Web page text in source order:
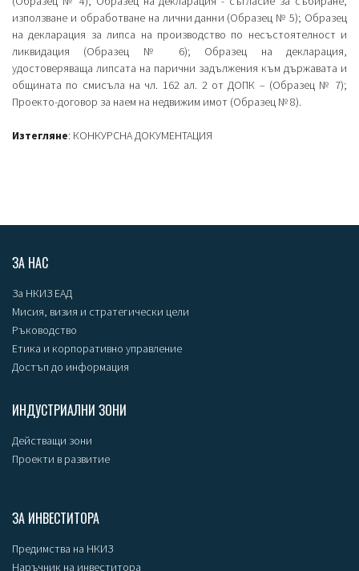
използване и обработване на лични данни (Образец № 5); Образец
на декларация за липса на производство по несъстоятелност и
ликвидация (Образец № 6); Образец на декларация,
удостоверяваща липсата на парични задължения към държавата и
общината по смисъла на чл. 162 ал. 2 от ДОПК – (Образец № 7);
Проекто-договор за наем на недвижим имот (Образец № 8).
Изтегляне: КОНКУРСНА ДОКУМЕНТАЦИЯ
ЗА НАС
За НКИЗ ЕАД
Мисия, визия и стратегически цели
Ръководство
Етика и корпоративно управление
Достъп до информация
ИНДУСТРИАЛНИ ЗОНИ
Действащи зони
Проекти в развитие
ЗА ИНВЕСТИТОРА
Предимства на НКИЗ
Наръчник на инвеститора